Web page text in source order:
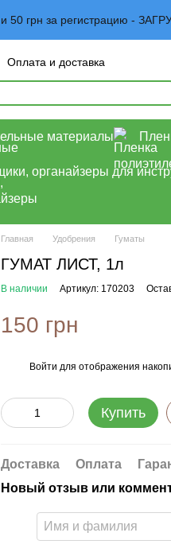
и 50 грн за регистрацию -
Оплата и доставка
Блог
материалы
органайзеры для
Главная Удобрения Гуматы
ГУМАТ ЛИСТ, 1л
В наличии Артикул: 170203
150 грн
Войти для отображения
Купить
Доставка Оплата
Новый отзыв или